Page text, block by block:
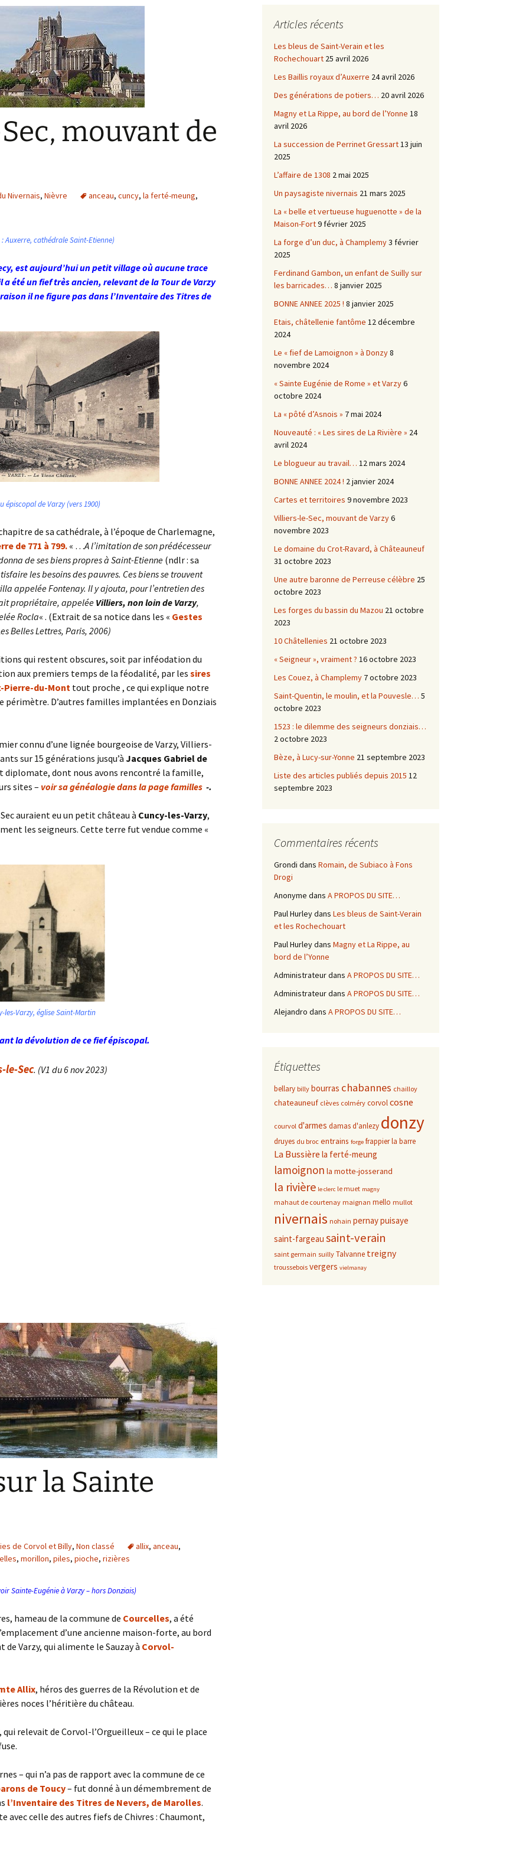
Comté d’Auxerre
Comté de Gien
Seigneurie de Courtenay
Comté de Sancerre
Châtellenie d’Etais
Châtellenies de Corvol et
Billy
Châtellenie de Chatel-
mouvant de
Nivernais, Nièvre anceau, cuncy, la ferté-meung,
Auxerre, cathédrale Saint-Etienne)
est aujourd’hui un petit village où aucune trace
été un fief très ancien, relevant de la Tour de Varzy
il ne figure pas dans l’Inventaire des Titres de
épiscopal de Varzy (vers 1900)
de sa cathédrale, à l’époque de Charlemagne,
de 771 à 799.« …A l’imitation de son prédécesseur
de ses biens propres à Saint-Etienne (ndlr : sa
les besoins des pauvres. Ces biens se trouvent
appelée Fontenay. Il y ajouta, pour l’entretien des
propriétaire, appelée Villiers, non loin de Varzy,
Rocla« . (Extrait de sa notice dans les « Gestes
Belles Lettres, Paris, 2006)
qui restent obscures, soit par inféodation du
aux premiers temps de la féodalité, par les sires
Pierre-du-Mont tout proche , ce qui explique notre
périmètre. D’autres familles implantées en Donziais
connu d’une lignée bourgeoise de Varzy, Villiers-
sur 15 générations jusqu’à Jacques Gabriel de
diplomate, dont nous avons rencontré la famille,
sites – voir sa généalogie dans la page familles -.
auraient eu un petit château à Cuncy-les-Varzy,
les seigneurs. Cette terre fut vendue comme «
les-Varzy, église Saint-Martin
la dévolution de ce fief épiscopal.
le-Sec. (V1 du 6 nov 2023)
la Sainte
de Corvol et Billy, Non classé allix, anceau,
, morillon, piles, pioche, rizières
Sainte-Eugénie à Varzy – hors Donziais)
hameau de la commune de Courcelles, a été
d’une ancienne maison-forte, au bord
de Varzy, qui alimente le Sauzay à Corvol-
Allix, héros des guerres de la Révolution et de
noces l’héritière du château.
relevait de Corvol-l’Orgueilleux – ce qui le place
– qui n’a pas de rapport avec la commune de ce
de Toucy– fut donné à un démembrement de
l’Inventaire des Titres de Nevers, de Marolles.
avec celle des autres fiefs de Chivres : Chaumont,
Articles récents
Les bleus de Saint-Verain et les
Rochechouart 25 avril 2026
Les Baillis royaux d’Auxerre 24 avril 2026
Des générations de potiers… 20 avril 2026
Magny et La Rippe, au bord de l’Yonne 18
avril 2026
La succession de Perrinet Gressart13 juin
2025
L’affaire de 1308 2 mai 2025
Un paysagiste nivernais 21 mars 2025
La « belle et vertueuse huguenotte » de la
Maison-Fort9 février 2025
La forge d’un duc, à Champlemy3 février
2025
Ferdinand Gambon, un enfant de Suilly sur
les barricades… 8 janvier 2025
BONNE ANNEE 2025 ! 8 janvier 2025
Etais, châtellenie fantôme 12 décembre
2024
Le « fief de Lamoignon » à Donzy8
novembre 2024
« Sainte Eugénie de Rome » et Varzy6
octobre 2024
La « pôté d’Asnois » 7 mai 2024
Nouveauté : « Les sires de La Rivière » 24
avril 2024
Le blogueur au travail… 12 mars 2024
BONNE ANNEE 2024 ! 2 janvier 2024
Cartes et territoires 9 novembre 2023
Villiers-le-Sec, mouvant de Varzy6
novembre 2023
Le domaine du Crot-Ravard, à Châteauneuf
31 octobre 2023
Une autre baronne de Perreuse célèbre 25
octobre 2023
Les forges du bassin du Mazou 21 octobre
2023
10 Châtellenies 21 octobre 2023
« Seigneur », vraiment ? 16 octobre 2023
Les Couez, à Champlemy 7 octobre 2023
Saint-Quentin, le moulin, et la Pouvesle… 5
octobre 2023
1523 : le dilemme des seigneurs donziais…
2 octobre 2023
Bèze, à Lucy-sur-Yonne 21 septembre 2023
Liste des articles publiés depuis 2015 12
septembre 2023
Commentaires récents
Grondi dans Romain, de Subiaco à Fons
Drogi
Anonyme dans A PROPOS DU SITE…
Paul Hurleydans Les bleus de Saint-Verain
et les Rochechouart
Paul Hurleydans Magny et La Rippe, au
bord de l’Yonne
Administrateurdans A PROPOS DU SITE…
Administrateurdans A PROPOS DU SITE…
Alejandro dans A PROPOS DU SITE…
Étiquettes
bellary billy bourras chabannes chailloy
chateauneuf clèves colméry corvolcosne
courvol d'armes damas d'anlezy donzy
druyes du broc entrains forge frappierla barre
La Bussière la ferté-meung
lamoignon la motte-josserand
la rivière le clerc le muet magny
mahaut de courtenay maignan mello mullot
nivernais nohain pernaypuisaye
saint-fargeau saint-verain
saint germain suilly Talvanne treigny
troussebois vergers vielmanay